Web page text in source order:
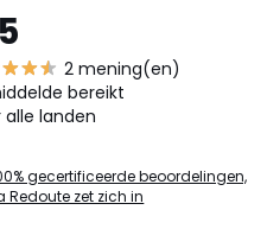
2 mening(en)
bereikt
alle landen
gecertificeerde beoordelingen,
Redoute zet zich in